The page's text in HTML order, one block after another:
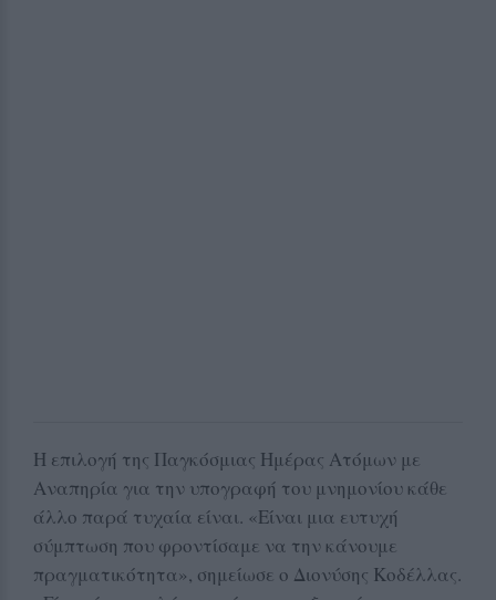
Η επιλογή της Παγκόσμιας Ημέρας Ατόμων με
Αναπηρία για την υπογραφή του μνημονίου κάθε
άλλο παρά τυχαία είναι. «Είναι μια ευτυχή
σύμπτωση που φροντίσαμε να την κάνουμε
πραγματικότητα», σημείωσε ο Διονύσης Κοδέλλας.